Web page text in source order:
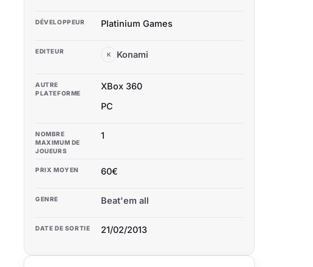
DÉVELOPPEUR Platinium Games
EDITEUR K Konami
AUTRE
PLATEFORME
XBox 360
PC
NOMBRE
MAXIMUM DE
JOUEURS
1
PRIX MOYEN 60€
GENRE Beat'em all
DATE DE SORTIE 21/02/2013